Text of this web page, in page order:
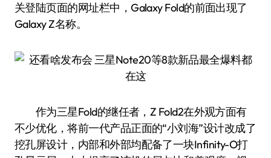
关登陆页面的网址栏中，Galaxy Fold的前面出现了
Galaxy Z名称。
作为三星Fold的继任者，Z Fold2在外观方面有
不少优化，将前一代产品正面的“小刘海”设计改成了
挖孔屏设计，内部和外部均配备了一块Infinity-O打